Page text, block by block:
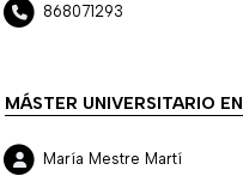
868071293
MÁSTER UNIVERSITARIO
María Mestre Martí